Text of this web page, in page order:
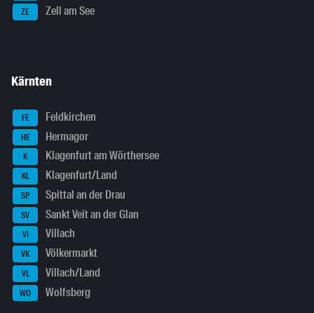
ZE Zell am See
Kärnten
FE Feldkirchen
HE Hermagor
K Klagenfurt am Wörthersee
KL Klagenfurt/Land
SP Spittal an der Drau
SV Sankt Veit an der Glan
VI Villach
VK Völkermarkt
VL Villach/Land
WO Wolfsberg